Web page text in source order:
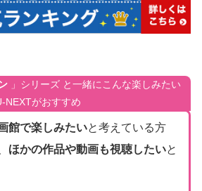
」シリーズ と一緒にこんな楽しみたい
NEXTがおすすめ
館で楽しみたいと考えている方
ほかの作品や動画も視聴したいと